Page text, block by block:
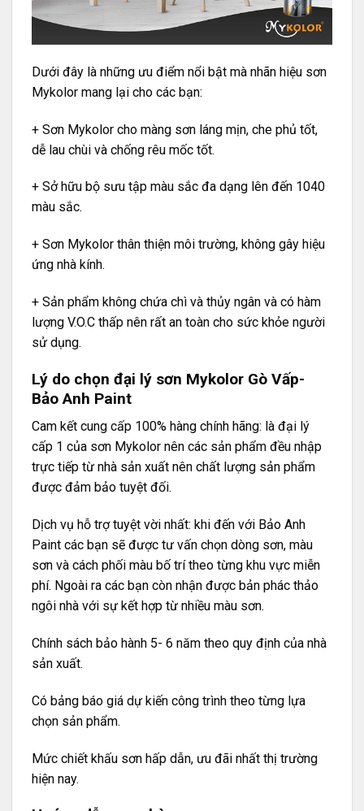
Dưới đây là những ưu điểm nổi bật mà nhãn hiệu sơn
Mykolor mang lại cho các bạn:
+ Sơn Mykolor cho màng sơn láng mịn, che phủ tốt,
dễ lau chùi và chống rêu mốc tốt.
+ Sở hữu bộ sưu tập màu sắc đa dạng lên đến 1040
màu sắc.
+ Sơn Mykolor thân thiện môi trường, không gây hiệu
ứng nhà kính.
+ Sản phẩm không chứa chì và thủy ngân và có hàm
lượng V.O.C thấp nên rất an toàn cho sức khỏe người
sử dụng.
Lý do chọn đại lý sơn Mykolor Gò Vấp-
Bảo Anh Paint
Cam kết cung cấp 100% hàng chính hãng: là đại lý
cấp 1 của sơn Mykolor nên các sản phẩm đều nhập
trực tiếp từ nhà sản xuất nên chất lượng sản phẩm
được đảm bảo tuyệt đối.
Dịch vụ hỗ trợ tuyệt vời nhất: khi đến với Bảo Anh
Paint các bạn sẽ được tư vấn chọn dòng sơn, màu
sơn và cách phối màu bố trí theo từng khu vực miễn
phí. Ngoài ra các bạn còn nhận được bản phác thảo
ngôi nhà với sự kết hợp từ nhiều màu sơn.
Chính sách bảo hành 5- 6 năm theo quy định của nhà
sản xuất.
Có bảng báo giá dự kiến công trình theo từng lựa
chọn sản phẩm.
Mức chiết khấu sơn hấp dẫn, ưu đãi nhất thị trường
hiện nay.